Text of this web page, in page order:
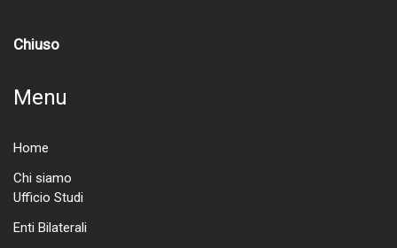
Chiuso
Menu
Home
Chi siamo
Ufficio Studi
Enti Bilaterali